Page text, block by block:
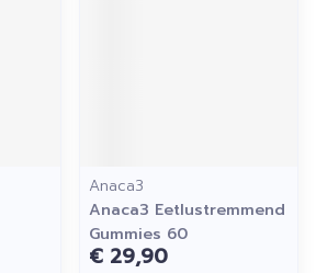
Anaca3
Anaca3 Eetlustremmend
Gummies 60
€ 29,90